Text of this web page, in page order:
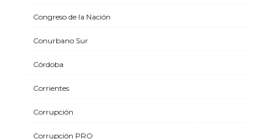
Congreso de la Nación
Conurbano Sur
Córdoba
Corrientes
Corrupción
Corrupción PRO